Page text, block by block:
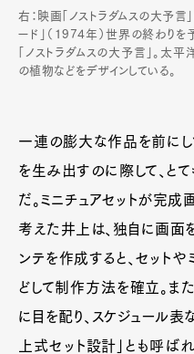
右：映画「ノストラダムスの大予言
ード」（1974年）世界の終わり
「ノストラダムスの大予言」。
の植物などをデザインしている。
一連の膨大な作品を前に
を生み出すのに際して、と
だ。ミニチュアセットが完
考えた井上は、独自に画面
ンテを作成すると、セット
どして制作方法を確立。ま
に目を配り、スケジュール
上式セット設計」とも呼ば